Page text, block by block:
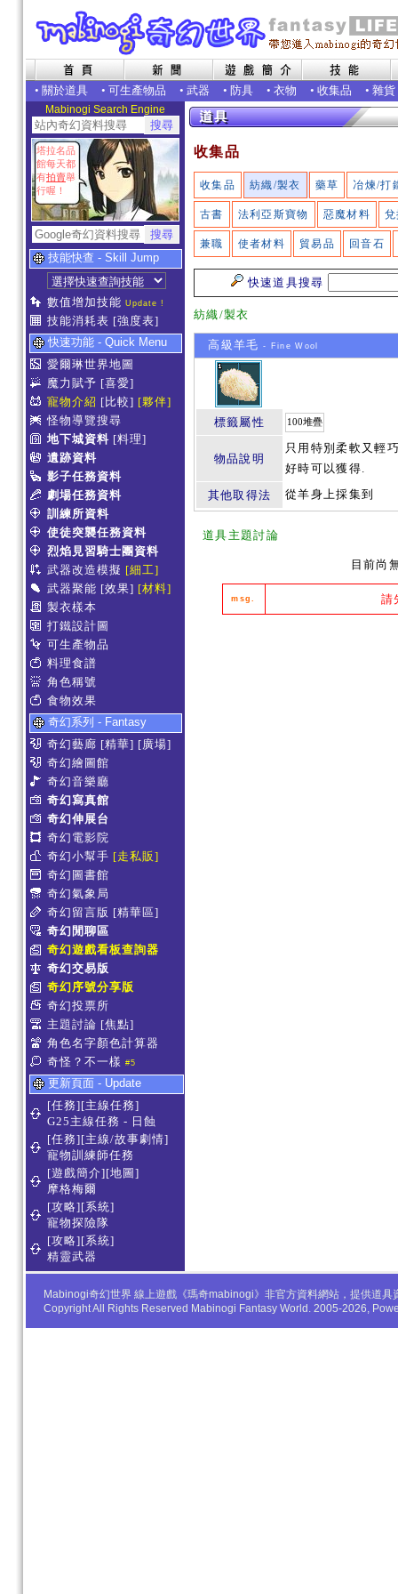
• 關於道具 • 可生產物品 • 武器 • 防具 • 衣物 • 收集品 • 雜貨
Mabinogi Search Engine
塔拉名品
館每天都
有拍賣舉
行喔！
技能快查 - Skill Jump
數值增加技能 Update !
技能消耗表 [強度表]
快速功能 - Quick Menu
愛爾琳世界地圖
魔力賦予 [喜愛]
寵物介紹 [比較] [夥伴]
怪物導覽搜尋
地下城資料 [料理]
遺跡資料
影子任務資料
劇場任務資料
訓練所資料
使徒突襲任務資料
烈焰見習騎士團資料
武器改造模擬 [細工]
武器聚能 [效果] [材料]
製衣樣本
打鐵設計圖
可生產物品
料理食譜
角色稱號
食物效果
奇幻系列 - Fantasy
奇幻藝廊 [精華] [廣場]
奇幻繪圖館
奇幻音樂廳
奇幻寫真館
奇幻伸展台
奇幻電影院
奇幻小幫手 [走私販]
奇幻圖書館
奇幻氣象局
奇幻留言版 [精華區]
奇幻閒聊區
奇幻遊戲看板查詢器
奇幻交易版
奇幻序號分享版
奇幻投票所
主題討論 [焦點]
角色名字顏色計算器
奇怪？不一樣 #5
更新頁面 - Update
[任務][主線任務]
G25主線任務 - 日蝕
[任務][主線/故事劇情]
寵物訓練師任務
[遊戲簡介][地圖]
摩格梅爾
[攻略][系統]
寵物探險隊
[攻略][系統]
精靈武器
收集品
收集品 紡織/製衣 藥草 冶煉/打
古書 法利亞斯寶物 惡魔材料
兼職 使者材料 貿易品 回音石
快速道具搜尋
紡織/製衣
高級羊毛 - Fine Wool
標籤屬性 100堆疊
物品說明
只用特別柔軟又輕
好時可以獲得.
其他取得法
從羊身上採集到
道具主題討論
目前尚
msg. 請
Mabinogi奇幻世界 線上遊戲《瑪奇mabinogi》非官方資料網站，提供道
Copyright All Rights Reserved Mabinogi Fantasy World. 2005-2026,